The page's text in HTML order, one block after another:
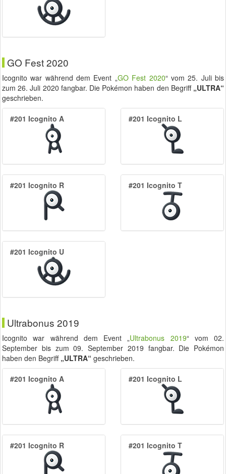
GO Fest 2020
Icognito war während dem Event „GO Fest 2020“ vom25. Julibis
zum26. Juli 2020 fangbar. Die Pokémon haben den Begriff „ULTRA“
geschrieben.
#201 Icognito A #201 Icognito L
#201 Icognito R #201 Icognito T
#201 Icognito U
Ultrabonus 2019
Icognito war während dem Event „Ultrabonus 2019“ vom 02.
September bis zum09. September 2019 fangbar. Die Pokémon
haben den Begriff „ULTRA“ geschrieben.
#201 Icognito A #201 Icognito L
#201 Icognito R #201 Icognito T